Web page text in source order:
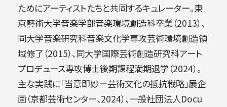
ためにアーティストたちと共同するキュレーター。東
京藝術大学音楽学部音楽環境創造科卒業（2013）、
同大学音楽研究科音楽文化学専攻芸術環境創造領
域修了（2015）、同大学国際芸術創造研究科アート
プロデュース専攻博士後期課程満期退学（2024）。
主な実践に「当意即妙ー芸術文化の抵抗戦略」展企
画（京都芸術センター、2024）、一般社団法人Docu